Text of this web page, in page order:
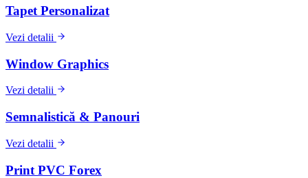
Tapet Personalizat
Vezi detalii
Window Graphics
Vezi detalii
Semnalistică & Panouri
Vezi detalii
Print PVC Forex